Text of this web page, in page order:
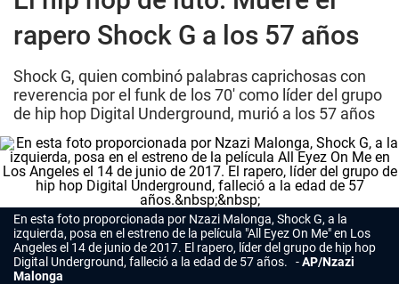
rapero Shock G a los 57 años
Shock G, quien combinó palabras caprichosas con
reverencia por el funk de los 70' como líder del grupo
de hip hop Digital Underground, murió a los 57 años
En esta foto proporcionada por Nzazi Malonga, Shock G, a la
izquierda, posa en el estreno de la película "All Eyez On Me" en Los
Angeles el 14 de junio de 2017. El rapero, líder del grupo de hip hop
Digital Underground, falleció a la edad de 57 años.
AP/Nzazi
Malonga